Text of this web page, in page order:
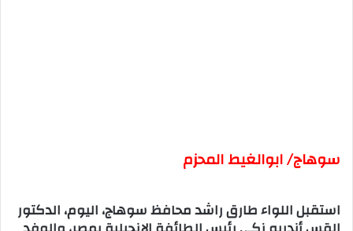
سوهاج/ ابوالغيط المحزم
استقبل اللواء طارق راشد محافظ سوهاج، اليوم، الدكتور